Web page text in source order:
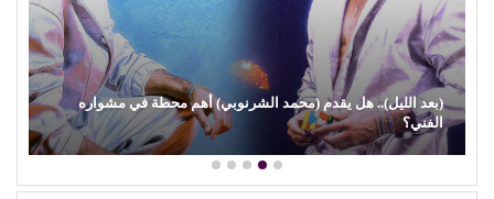
(بعد الليل).. هل يقدم (محمد الشرنوبي) أهم محطة في مشواره
الفني؟